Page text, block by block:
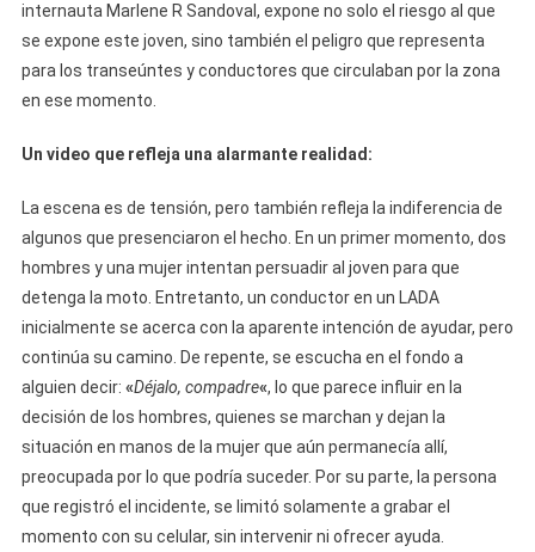
internauta Marlene R Sandoval, expone no solo el riesgo al que
se expone este joven, sino también el peligro que representa
para los transeúntes y conductores que circulaban por la zona
en ese momento.
Un video que refleja una alarmante realidad:
La escena es de tensión, pero también refleja la indiferencia de
algunos que presenciaron el hecho. En un primer momento, dos
hombres y una mujer intentan persuadir al joven para que
detenga la moto. Entretanto, un conductor en un LADA
inicialmente se acerca con la aparente intención de ayudar, pero
continúa su camino. De repente, se escucha en el fondo a
alguien decir: «Déjalo, compadre«, lo que parece influir en la
decisión de los hombres, quienes se marchan y dejan la
situación en manos de la mujer que aún permanecía allí,
preocupada por lo que podría suceder. Por su parte, la persona
que registró el incidente, se limitó solamente a grabar el
momento con su celular, sin intervenir ni ofrecer ayuda.